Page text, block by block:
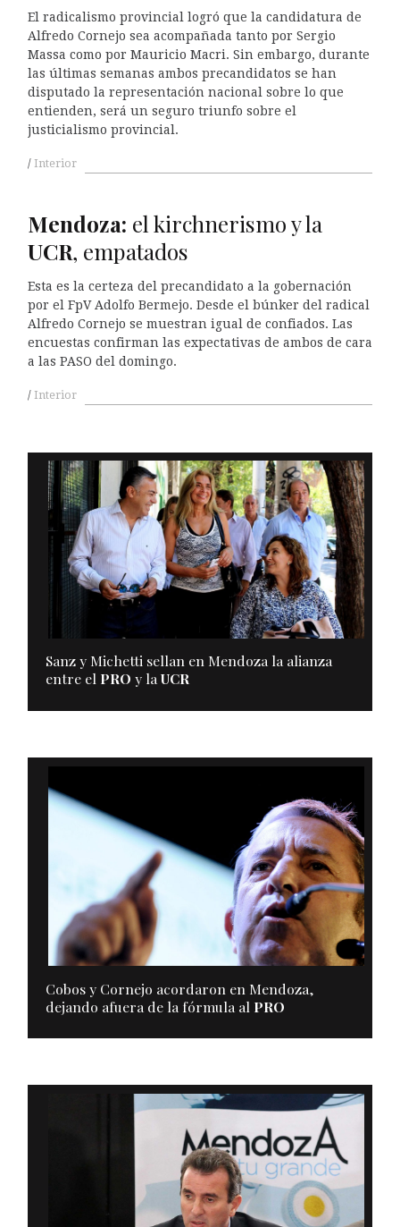
El radicalismo provincial logró que la candidatura de
Alfredo Cornejo sea acompañada tanto por Sergio
Massa como por Mauricio Macri. Sin embargo, durante
las últimas semanas ambos precandidatos se han
disputado la representación nacional sobre lo que
entienden, será un seguro triunfo sobre el
justicialismo provincial.
Interior
Mendoza: el kirchnerismo y la
UCR, empatados
Esta es la certeza del precandidato a la gobernación
por el FpV Adolfo Bermejo. Desde el búnker del radical
Alfredo Cornejo se muestran igual de confiados. Las
encuestas confirman las expectativas de ambos de cara
a las PASO del domingo.
Interior
Sanz y Michetti sellan en Mendoza la alianza
entre el PRO y laUCR
Cobos y Cornejo acordaron en Mendoza,
dejando afuera de la fórmula al PRO